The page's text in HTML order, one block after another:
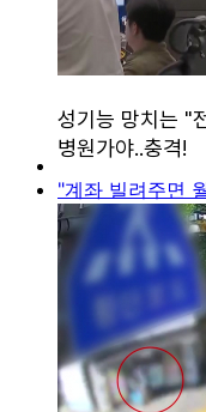
"계좌 빌려주면